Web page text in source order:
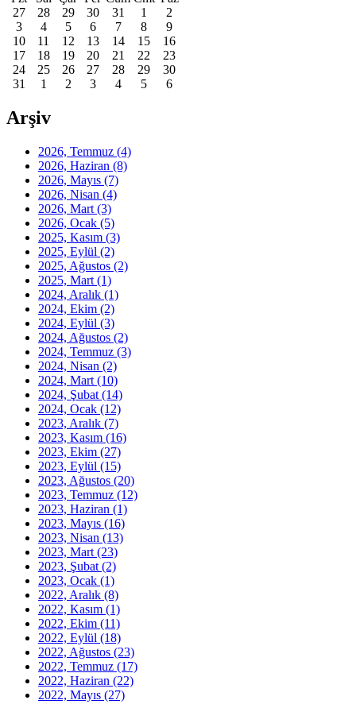
27
28 29 30 31 1
2
3
4 5 6 7 8
9
10
11 12 13 14 15
16
17
18 19 20 21 22
23
24
25 26 27 28 29
30
31
1 2 3 4 5 6
Arşiv
2026, Temmuz (4)
2026, Haziran (8)
2026, Mayıs (7)
2026, Nisan (4)
2026, Mart (3)
2026, Ocak (5)
2025, Kasım (3)
2025, Eylül (2)
2025, Ağustos (2)
2025, Mart (1)
2024, Aralık (1)
2024, Ekim (2)
2024, Eylül (3)
2024, Ağustos (2)
2024, Temmuz (3)
2024, Nisan (2)
2024, Mart (10)
2024, Şubat (14)
2024, Ocak (12)
2023, Aralık (7)
2023, Kasım (16)
2023, Ekim (27)
2023, Eylül (15)
2023, Ağustos (20)
2023, Temmuz (12)
2023, Haziran (1)
2023, Mayıs (16)
2023, Nisan (13)
2023, Mart (23)
2023, Şubat (2)
2023, Ocak (1)
2022, Aralık (8)
2022, Kasım (1)
2022, Ekim (11)
2022, Eylül (18)
2022, Ağustos (23)
2022, Temmuz (17)
2022, Haziran (22)
2022, Mayıs (27)